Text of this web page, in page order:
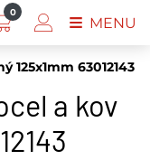
125x1mm 63012143
a kov
0
MENU